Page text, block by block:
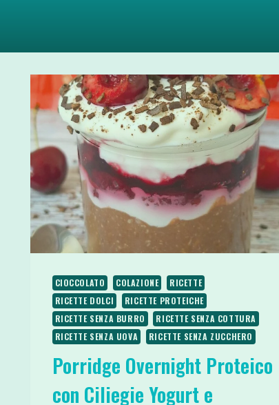
CIOCCOLATO COLAZIONE
RICETTE
RICETTE DOLCI
RICETTE PROTEICHE
RICETTE SENZA BURRO
RICETTE SENZA COTTURA
RICETTE SENZA UOVA
RICETTE SENZA ZUCCHERO
Porridge Overnight Proteico
con Ciliegie Yogurt e